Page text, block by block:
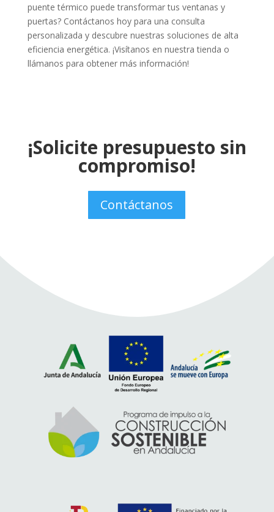
puente térmico puede transformar tus ventanas y
puertas? Contáctanos hoy para una consulta
personalizada y descubre nuestras soluciones de alta
eficiencia energética. ¡Visítanos en nuestra tienda o
llámanos para obtener más información!
¡Solicite presupuesto sin
compromiso!
Contáctanos